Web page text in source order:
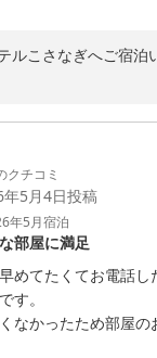
いところにバイクが
ャーツアラーなど、
ですよね。ツーリン
ルこさなぎへご宿泊
投稿いただき、とて
ります。ありがとう
フロントでございま
ませ。
来ずにご不便をお掛
際はビジネスホテル
しております。
クチコミ
5月4日投稿
年5月宿泊
部屋に満足
めてたくてお電話
す。
なかったため部屋の
ちよく利用できまし